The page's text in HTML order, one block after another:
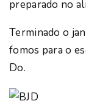
preparado no
Terminado o
fomos para o
Do.